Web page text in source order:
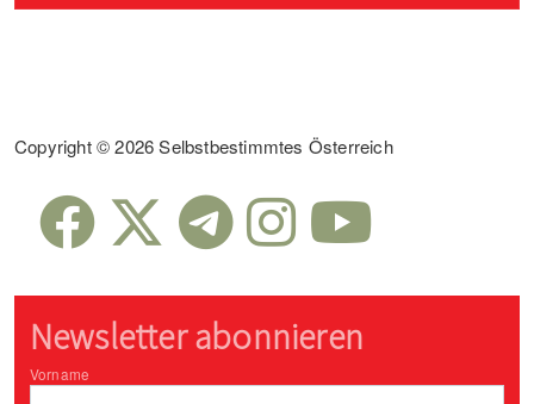
Copyright © 2026 Selbstbestimmtes Österreich
Newsletter abonnieren
Vorname